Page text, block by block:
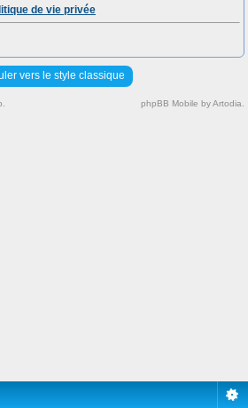
de vie privée
vers le style classique
phpBB Mobile by Artodia.